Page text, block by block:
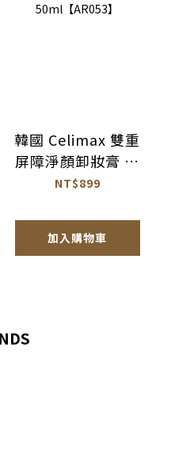
韓國 Celimax 雙重
屏障淨顏卸妝膏 正
裝50ml+替換
NT$899
加入購物車